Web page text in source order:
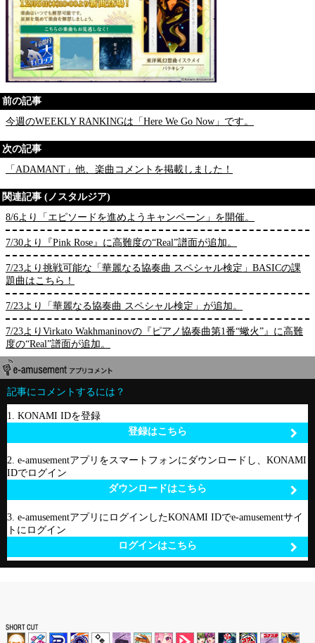
前の記事
今週のWEEKLY RANKINGは「Here We Go Now」です。
次の記事
「ADAMANT」他、楽曲コメントを掲載しました！
関連記事 (ノスタルジア)
8/6より「エピソードを進めようキャンペーン」を開催。
7/30より『Pink Rose』に高難度の“Real”譜面が追加。
7/23より挑戦可能な「華麗なる協奏曲 スペシャル検定」BASICの課
題曲はこちら！
7/23より「華麗なる協奏曲 スペシャル検定」が追加。
7/23よりVirkato Wakhmaninovの『ピアノ協奏曲第1番“蠍火”』に高難
度の“Real”譜面が追加。
記事にコメントするには？
1. KONAMI IDを登録
登録はこちら
2. e-amusementアプリをスマートフォンにダウンロードし、KONAMI
IDでログイン
ダウンロードはこちら
3. e-amusementアプリにログインしたKONAMI IDでe-amusementサイ
トにログイン
ログインはこちら